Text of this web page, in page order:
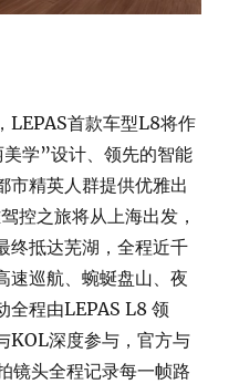
LEPAS首款车型L8将作
学”设计、领先的智能
市精英人群提供优雅出
控之旅将从上海出发，
终抵达芜湖，全程近千
速巡航、蜿蜒盘山、夜
全程由LEPAS L8 领
KOL深度参与，官方与
镜头全程记录每一帧路